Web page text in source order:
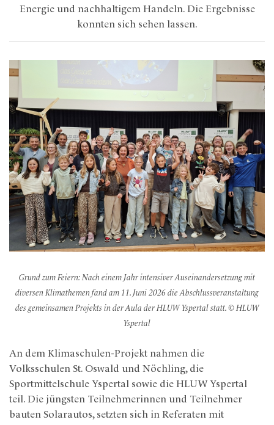
Energie und nachhaltigem Handeln. Die Ergebnisse
konnten sich sehen lassen.
Grund zum Feiern: Nach einem Jahr intensiver Auseinandersetzung mit
diversen Klimathemen fand am 11. Juni 2026 die Abschlussveranstaltung
des gemeinsamen Projekts in der Aula der HLUW Yspertal statt. © HLUW
Yspertal
An dem Klimaschulen-Projekt nahmen die
Volksschulen St. Oswald und Nöchling, die
Sportmittelschule Yspertal sowie die HLUW Yspertal
teil. Die jüngsten Teilnehmerinnen und Teilnehmer
bauten Solarautos, setzten sich in Referaten mit